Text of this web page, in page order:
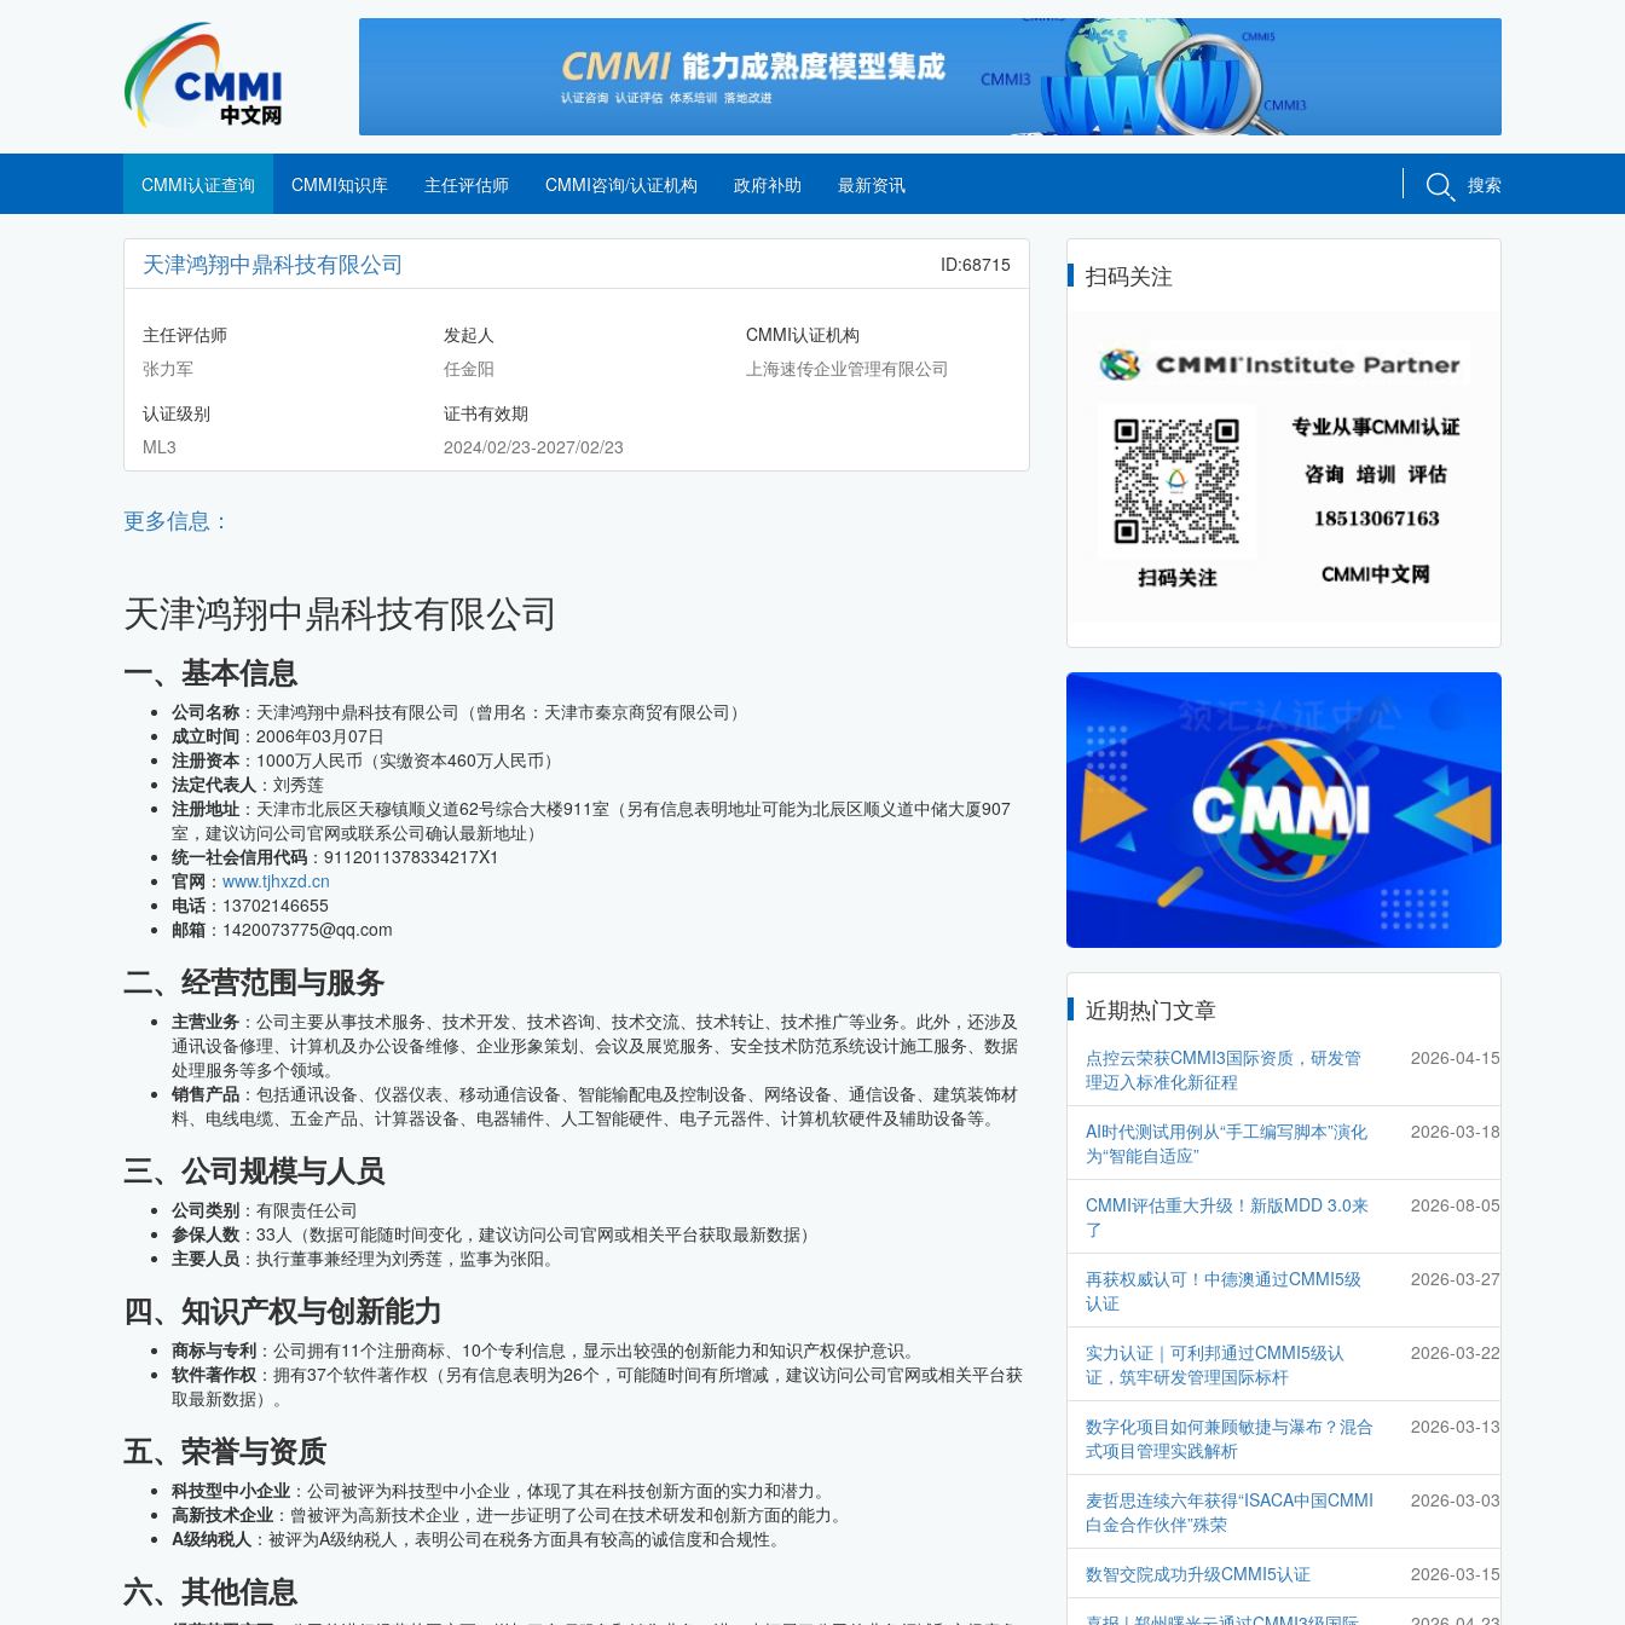
CMMI中文网
CMMI认证查询 CMMI知识库 主任评估师 CMMI咨询/认证机构 政府补助 最新资讯 搜索
天津鸿翔中鼎科技有限公司 ID:68715
主任评估师
张力军
发起人
任金阳
CMMI认证机构
上海速传企业管理有限公司
认证级别
ML3
证书有效期
2024/02/23-2027/02/23
更多信息：
天津鸿翔中鼎科技有限公司
一、基本信息
公司名称 ：天津鸿翔中鼎科技有限公司（曾用名：天津市秦京商贸有限公司）
成立时间 ：2006年03月07日
注册资本 ：1000万人民币（实缴资本460万人民币）
法定代表人 ：刘秀莲
注册地址 ：天津市北辰区天穆镇顺义道62号综合大楼911室（另有信息表明地址可能为北辰区顺义道中储大厦907
室，建议访问公司官网或联系公司确认最新地址）
统一社会信用代码 ：9112011378334217X1
官网 ： www.tjhxzd.cn
电话 ：13702146655
邮箱 ：1420073775@qq.com
二、经营范围与服务
主营业务 ：公司主要从事技术服务、技术开发、技术咨询、技术交流、技术转让、技术推广等业务。此外，还涉及
通讯设备修理、计算机及办公设备维修、企业形象策划、会议及展览服务、安全技术防范系统设计施工服务、数据
处理服务等多个领域。
销售产品 ：包括通讯设备、仪器仪表、移动通信设备、智能输配电及控制设备、网络设备、通信设备、建筑装饰材
料、电线电缆、五金产品、计算器设备、电器辅件、人工智能硬件、电子元器件、计算机软硬件及辅助设备等。
三、公司规模与人员
公司类别 ：有限责任公司
参保人数 ：33人（数据可能随时间变化，建议访问公司官网或相关平台获取最新数据）
主要人员 ：执行董事兼经理为刘秀莲，监事为张阳。
四、知识产权与创新能力
商标与专利 ：公司拥有11个注册商标、10个专利信息，显示出较强的创新能力和知识产权保护意识。
软件著作权 ：拥有37个软件著作权（另有信息表明为26个，可能随时间有所增减，建议访问公司官网或相关平台获
取最新数据）。
五、荣誉与资质
科技型中小企业 ：公司被评为科技型中小企业，体现了其在科技创新方面的实力和潜力。
高新技术企业 ：曾被评为高新技术企业，进一步证明了公司在技术研发和创新方面的能力。
A级纳税人 ：被评为A级纳税人，表明公司在税务方面具有较高的诚信度和合规性。
六、其他信息
扫码关注
近期热门文章
点控云荣获CMMI3国际资质，研发管
理迈入标准化新征程
2026-04-15
AI时代测试用例从“手工编写脚本”演化
为“智能自适应”
2026-03-18
CMMI评估重大升级！新版MDD 3.0来
了
2026-08-05
再获权威认可！中德澳通过CMMI5级
认证
2026-03-27
实力认证｜可利邦通过CMMI5级认
证，筑牢研发管理国际标杆
2026-03-22
数字化项目如何兼顾敏捷与瀑布？混合
式项目管理实践解析
2026-03-13
麦哲思连续六年获得“ISACA中国CMMI
白金合作伙伴”殊荣
2026-03-03
数智交院成功升级CMMI5认证 2026-03-15